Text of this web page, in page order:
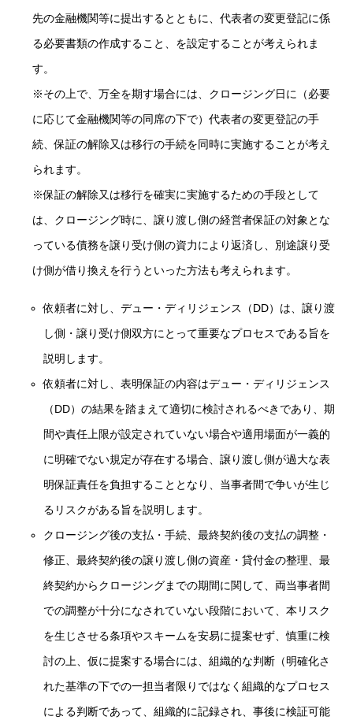
先の金融機関等に提出するとともに、代表者の変更登記に係
る必要書類の作成すること、を設定することが考えられま
す。
※その上で、万全を期す場合には、クロージング日に（必要
に応じて金融機関等の同席の下で）代表者の変更登記の手
続、保証の解除又は移行の手続を同時に実施することが考え
られます。
※保証の解除又は移行を確実に実施するための手段として
は、クロージング時に、譲り渡し側の経営者保証の対象とな
っている債務を譲り受け側の資力により返済し、別途譲り受
け側が借り換えを行うといった方法も考えられます。
依頼者に対し、デュー・ディリジェンス（DD）は、譲り渡
し側・譲り受け側双方にとって重要なプロセスである旨を
説明します。
依頼者に対し、表明保証の内容はデュー・ディリジェンス
（DD）の結果を踏まえて適切に検討されるべきであり、期
間や責任上限が設定されていない場合や適用場面が一義的
に明確でない規定が存在する場合、譲り渡し側が過大な表
明保証責任を負担することとなり、当事者間で争いが生じ
るリスクがある旨を説明します。
クロージング後の支払・手続、最終契約後の支払の調整・
修正、最終契約後の譲り渡し側の資産・貸付金の整理、最
終契約からクロージングまでの期間に関して、両当事者間
での調整が十分になされていない段階において、本リスク
を生じさせる条項やスキームを安易に提案せず、慎重に検
討の上、仮に提案する場合には、組織的な判断（明確化さ
れた基準の下での一担当者限りではなく組織的なプロセス
による判断であって、組織的に記録され、事後に検証可能